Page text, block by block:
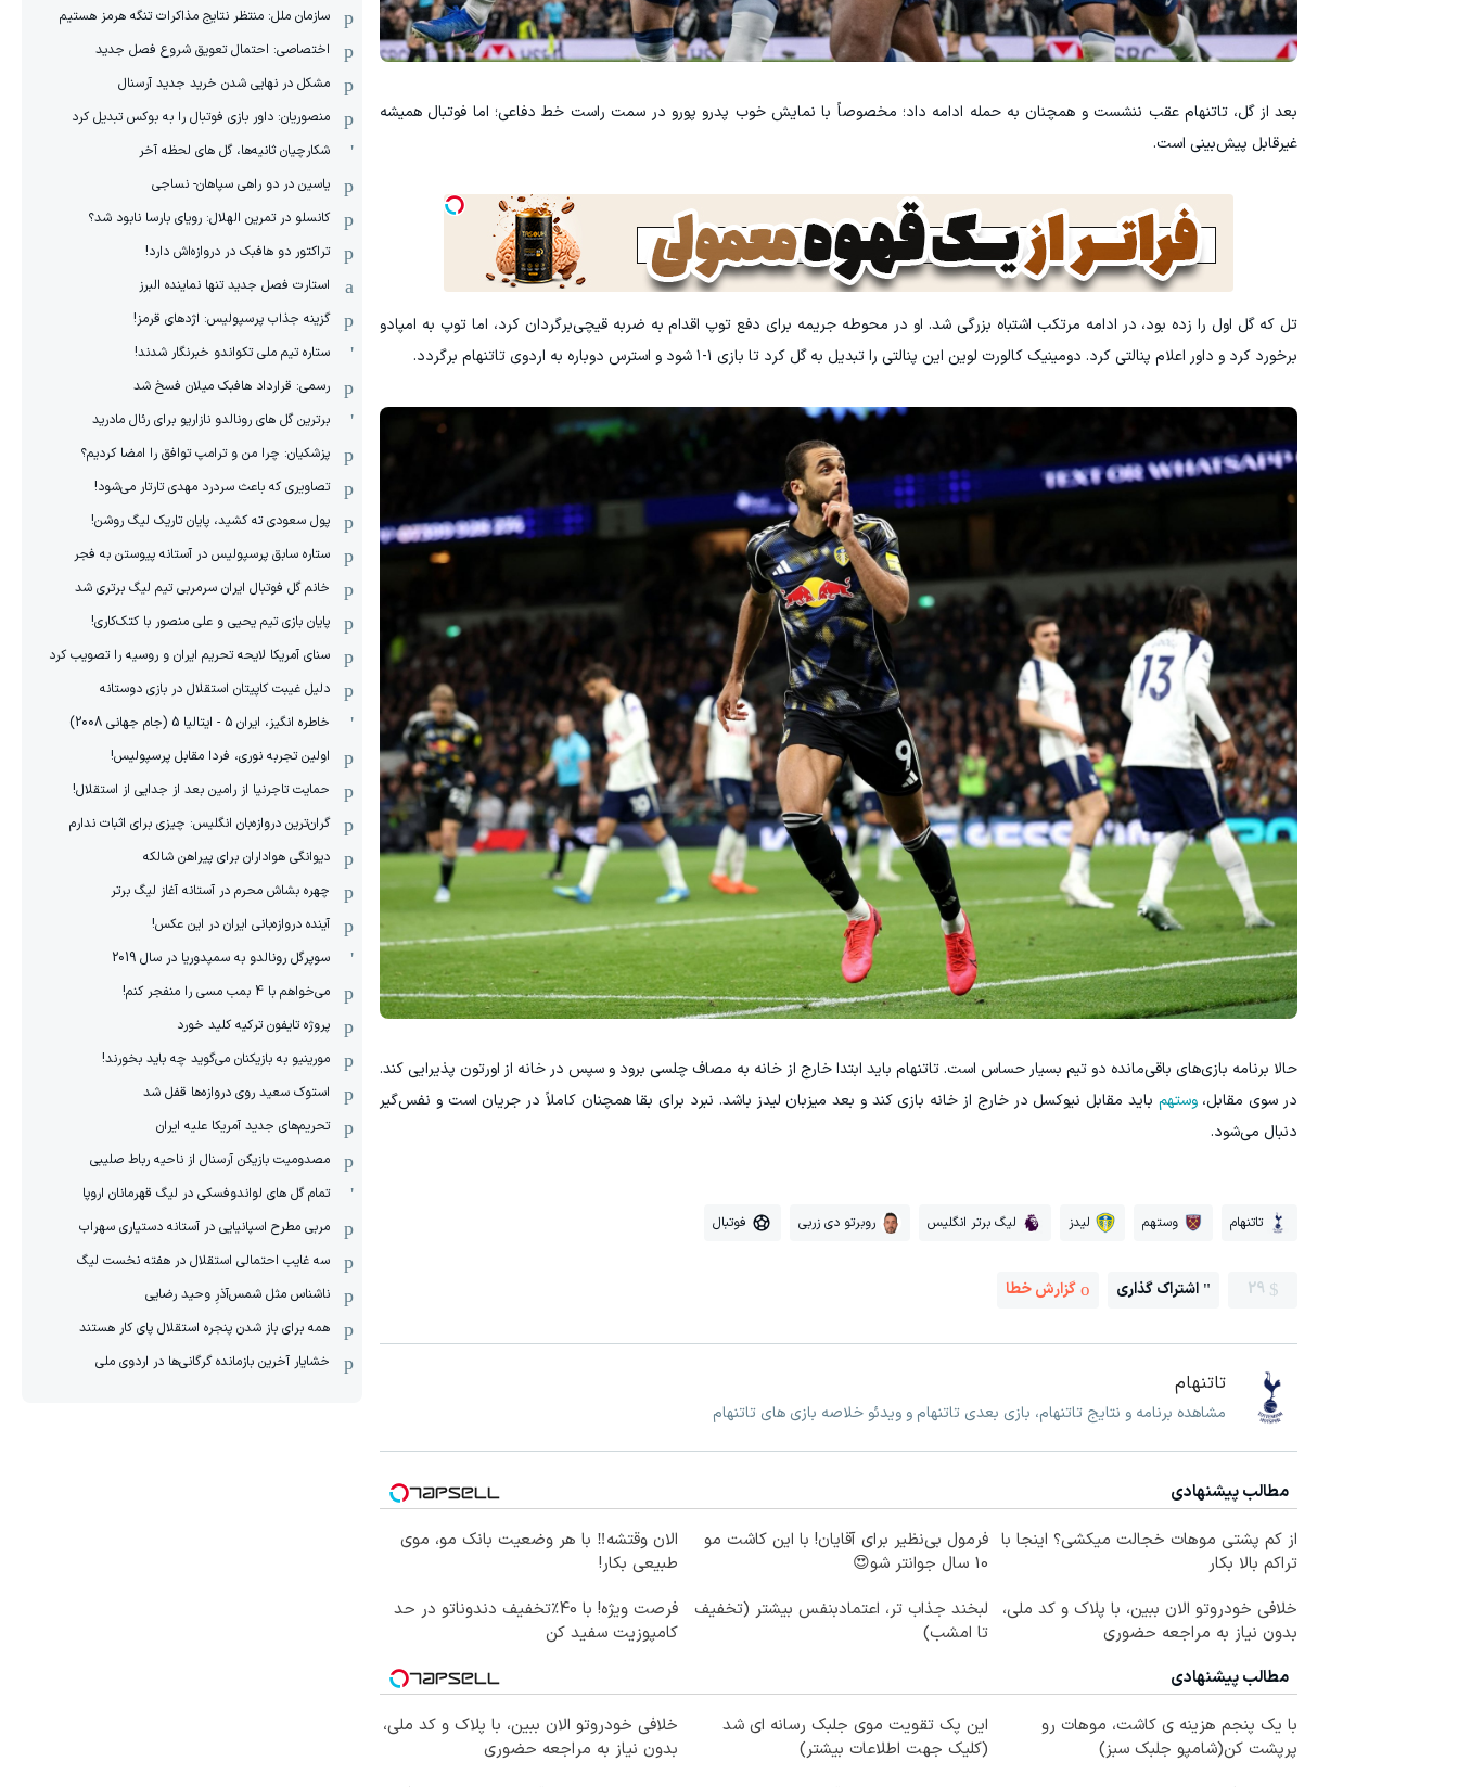
بعد از گل، تاتنهام عقب ننشست و همچنان به حمله ادامه داد؛ مخصوصاً با نمایش خوب پدرو پورو در سمت راست خط دفاعی؛ اما فوتبال همیشه
غیرقابل پیش‌بینی است.
تل که گل اول را زده بود، در ادامه مرتکب اشتباه بزرگی شد. او در محوطه جریمه برای دفع توپ اقدام به ضربه قیچی‌برگردان کرد، اما توپ به امپادو
برخورد کرد و داور اعلام پنالتی کرد. دومینیک کالورت لوین این پنالتی را تبدیل به گل کرد تا بازی ۱-۱ شود و استرس دوباره به اردوی تاتنهام برگردد.
حالا برنامه بازی‌های باقی‌مانده دو تیم بسیار حساس است. تاتنهام باید ابتدا خارج از خانه به مصاف چلسی برود و سپس در خانه از اورتون پذیرایی کند.
در سوی مقابل،وستهم باید مقابل نیوکسل در خارج از خانه بازی کند و بعد میزبان لیدز باشد. نبرد برای بقا همچنان کاملاً در جریان است و نفس‌گیر
دنبال می‌شود.
تاتنهام وستهم لیدز لیگ برتر انگلیس روبرتو دی زربی فوتبال
29 اشتراک گذاری گزارش خطا
تاتنهام
مشاهده برنامه و نتایج تاتنهام، بازی بعدی تاتنهام و ویدئو خلاصه بازی های تاتنهام
مطالب پیشنهادی
از کم پشتی موهات خجالت میکشی؟ اینجا با
تراکم بالا بکار
فرمول بی‌نظیر برای آقایان! با این کاشت مو
10 سال جوانتر شو😍
الان وقتشه‼️ با هر وضعیت بانک مو، موی
طبیعی بکار!
خلافی خودروتو الان ببین، با پلاک و کد ملی،
بدون نیاز به مراجعه حضوری
لبخند جذاب تر، اعتمادبنفس بیشتر (تخفیف
تا امشب)
فرصت ویژه! با 40٪تخفیف دندوناتو در حد
کامپوزیت سفید کن
مطالب پیشنهادی
با یک پنجم هزینه ی کاشت، موهات رو
پرپشت کن(شامپو جلبک سبز)
این پک تقویت موی جلبک رسانه ای شد
(کلیک جهت اطلاعات بیشتر)
خلافی خودروتو الان ببین، با پلاک و کد ملی،
بدون نیاز به مراجعه حضوری
سازمان ملل: منتظر نتایج مذاکرات تنگه هرمز هستیم
اختصاصی: احتمال تعویق شروع فصل جدید
مشکل در نهایی شدن خرید جدید آرسنال
منصوریان: داور بازی فوتبال را به بوکس تبدیل کرد
شکارچیان ثانیه‌ها، گل های لحظه آخر
یاسین در دو راهی سپاهان- نساجی
کانسلو در تمرین الهلال: رویای بارسا نابود شد؟
تراکتور دو هافبک در دروازه‌اش دارد!
استارت فصل جدید تنها نماینده البرز
گزینه جذاب پرسپولیس: اژدهای قرمز!
ستاره تیم ملی تکواندو خبرنگار شدند!
رسمی: قرارداد هافبک میلان فسخ شد
برترین گل های رونالدو نازاریو برای رئال مادرید
پزشکیان: چرا من و ترامپ توافق را امضا کردیم؟
تصاویری که باعث سردرد مهدی تارتار می‌شود!
پول سعودی ته کشید، پایان تاریک لیگ روشن!
ستاره سابق پرسپولیس در آستانه پیوستن به فجر
خانم گل فوتبال ایران سرمربی تیم لیگ برتری شد
پایان بازی تیم یحیی و علی منصور با کتک‌کاری!
سنای آمریکا لایحه تحریم ایران و روسیه را تصویب کرد
دلیل غیبت کاپیتان استقلال در بازی دوستانه
خاطره انگیز، ایران 5 - ایتالیا 5 (جام جهانی 2008)
اولین تجربه نوری، فردا مقابل پرسپولیس!
حمایت تاجرنیا از رامین بعد از جدایی از استقلال!
گران‌ترین دروازه‌بان انگلیس: چیزی برای اثبات ندارم
دیوانگی هواداران برای پیراهن شالکه
چهره بشاش محرم در آستانه آغاز لیگ برتر
آینده دروازه‌بانی ایران در این عکس!
سوپرگل رونالدو به سمپدوریا در سال 2019
می‌خواهم با 4 بمب مسی را منفجر کنم!
پروژه تایفون ترکیه کلید خورد
مورینیو به بازیکنان می‌گوید چه باید بخورند!
استوک سعید روی دروازه‌ها قفل شد
تحریم‌های جدید آمریکا علیه ایران
مصدومیت بازیکن آرسنال از ناحیه رباط صلیبی
تمام گل های لواندوفسکی در لیگ قهرمانان اروپا
مربی مطرح اسپانیایی در آستانه دستیاری سهراب
سه غایب احتمالی استقلال در هفته نخست لیگ
ناشناس مثل شمس‌آذرِ وحید رضایی
همه برای باز شدن پنجره استقلال پای کار هستند
خشایار آخرین بازمانده گرگانی‌ها در اردوی ملی